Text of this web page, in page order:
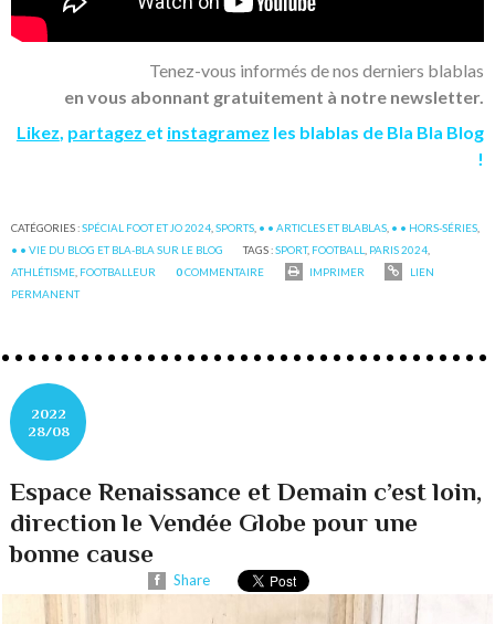
Tenez-vous informés de nos derniers blablas
en vous abonnant gratuitement à notre newsletter.
Likez, partagez et instagramez les blablas de Bla Bla Blog
!
CATÉGORIES :SPÉCIAL FOOT ET JO 2024,SPORTS, • • ARTICLES ET BLABLAS, • • HORS-SÉRIES,
• • VIE DU BLOG ET BLA-BLA SUR LE BLOG
TAGS :SPORT, FOOTBALL, PARIS 2024,
ATHLÉTISME, FOOTBALLEUR 0COMMENTAIRE IMPRIMER
LIEN
PERMANENT
2022
28/08
Espace Renaissance et Demain c’est loin,
direction le Vendée Globe pour une
bonne cause
Share